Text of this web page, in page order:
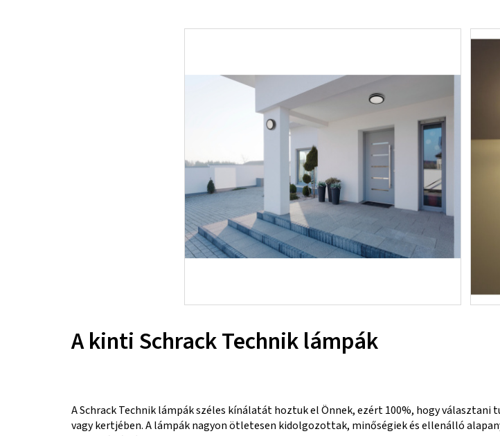
A kinti Schrack Technik lámpák
ASchrack Technik lámpák széles kínálatát hoztuk el Önnek, ezért 100%, hogy
vagy kertjében. A lámpák nagyon ötletesen kidolgozottak, minőségiek és ellenálló